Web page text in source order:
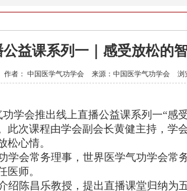
公益课系列一｜感受放松的
作者： 中国医学气功学会 来源：中国医学气功学会 浏
学会推出线上直播公益课系列一“感
此次课程由学会副会长黄健主持，学
心情。
学会常务理事，世界医学气功学会常
医师。
绍陈昌乐教授，提出直播课堂归纳为